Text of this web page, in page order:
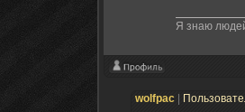
Я знаю
wolfpac